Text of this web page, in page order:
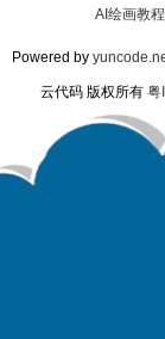
AI绘画教程
Powered by
云代码 版权所有 粤